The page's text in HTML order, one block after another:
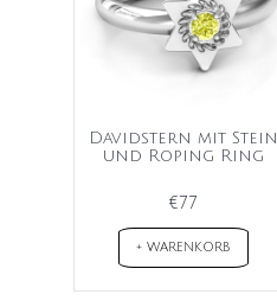
Davidstern mit Stein
und Roping Ring
€77
+ WARENKORB